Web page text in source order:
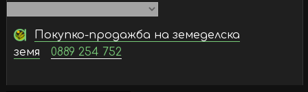
Покупко-продажба на земеделска
земя
0889 254 752